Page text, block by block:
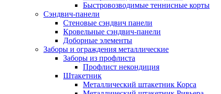
Быстровозводимые теннисные корты
Сэндвич-панели
Стеновые сэндвич панели
Кровельные сэндвич-панели
Доборные элементы
Заборы и ограждения металлические
Заборы из профлиста
Профлист некондиция
Штакетник
Металлический штакетник Корса